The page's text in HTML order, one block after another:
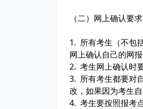
（二）网上确认要求
1. 所有考生（不包
网上确认自己的网报
2. 考生网上确认时
3. 所有考生都要对
改，如果因为考生
4. 考生要按照报考